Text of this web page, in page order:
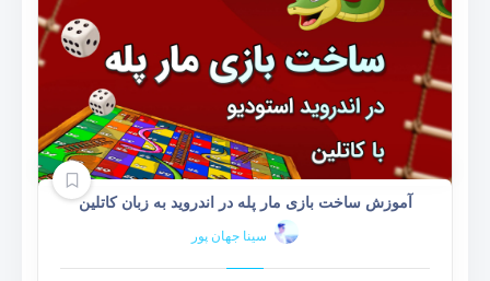
آموزش ساخت بازی مار پله در اندروید به زبان کاتلین
سینا جهان پور